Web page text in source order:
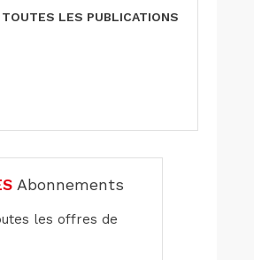
TOUTES LES PUBLICATIONS
Abonnements
les offres de